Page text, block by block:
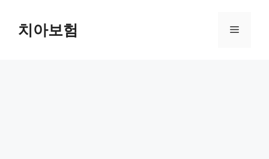
content치아보험 Menu